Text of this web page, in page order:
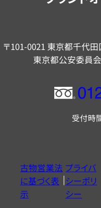
〒101-0021 東京都千代
東京都公安委員
フ
ー
ヤ
ル
受付時
古物営業法
に基づく表
示
プライバ
シーポリ
シー